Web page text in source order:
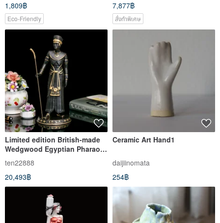
1,809฿
Eco-Friendly
7,877฿
สั่งทำพิเศษ
Limited edition British-made
Wedgwood Egyptian Pharaoh
basalt ceramic statue
sculpture collection
decoration
ten22888
20,493฿
Ceramic Art Hand1
daijiinomata
254฿